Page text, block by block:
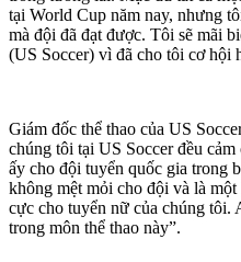
tại World Cup năm nay, nhưng
mà đội đã đạt được. Tôi sẽ mãi
(US Soccer) vì đã cho tôi cơ hội
Giám đốc thể thao của US
chúng tôi tại US Soccer đều
ấy cho đội tuyển quốc gia trong
không mệt mỏi cho đội và là
cực cho tuyển nữ của chúng tôi.
trong môn thể thao này”.